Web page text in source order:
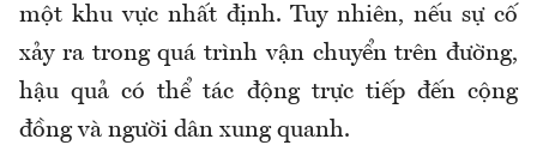
một khu vực nhất định. Tuy nhiên, nếu sự cố
xảy ra trong quá trình vận chuyển trên đường,
hậu quả có thể tác động trực tiếp đến cộng
đồng và người dân xung quanh.